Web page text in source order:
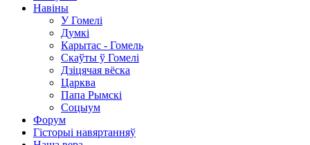
Навіны
У Гомелі
Думкі
Карытас - Гомель
Скаўты ў Гомелі
Дзіцячая вёска
Царква
Папа Рымскі
Соцыум
Форум
Гісторыі навяртанняў